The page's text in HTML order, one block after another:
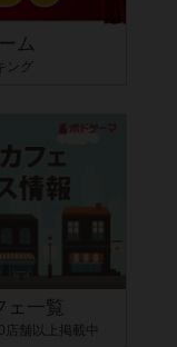
ム
ング
ェ一覧
店舗以上掲載中